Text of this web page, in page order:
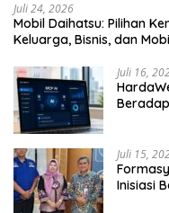
Juli 24, 2026
Mobil Daihatsu: Pilihan
Keluarga, Bisnis, dan
Juli 16,
Juli 15,
Inisiasi